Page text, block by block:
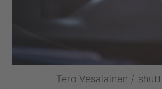
Tero Vesalainen /